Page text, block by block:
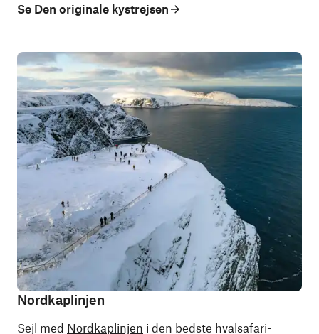
Se Den originale kystrejsen
Nordkaplinjen
Sejl med Nordkaplinjen i den bedste hvalsafari-